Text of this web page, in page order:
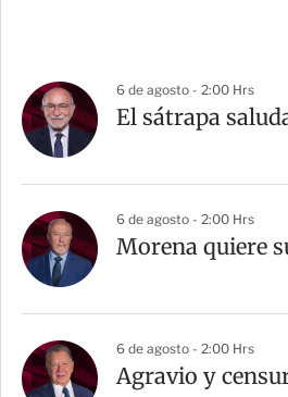
6 de agosto - 2:00 Hrs
El sátrapa
6 de agosto - 2:00 Hrs
Morena quiere
6 de agosto - 2:00 Hrs
Agravio y